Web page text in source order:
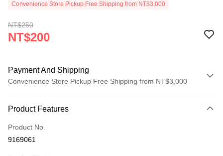
Convenience Store Pickup Free Shipping from NT$3,000
NT$250
NT$200
Payment And Shipping
Convenience Store Pickup Free Shipping from NT$3,000
Credit Card (Full Payment)
Convenience Store Pickup and Pay
Product Features
Product No.
9169061